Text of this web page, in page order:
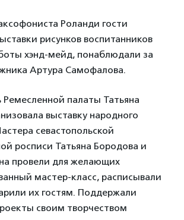
Роланди гости
рисунков воспитанников
хэнд-мейд, понаблюдали за
Артура Самофалова.
Ремесленной палаты Татьяна
выставку народного
севастопольской
росписи Татьяна Бородова и
провели для желающих
мастер-класс, расписывали
их гостям. Поддержали
своим творчеством